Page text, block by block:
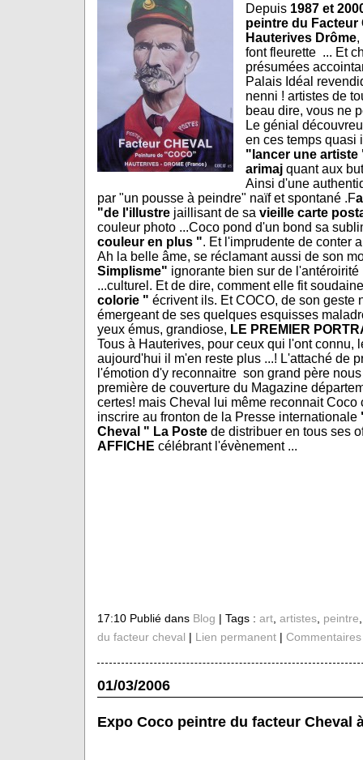
Depuis 1987 et
peintre du Facteur
Hauterives Drôme,
font fleurette ... Et
présumées
Palais Idéal
nenni ! artistes de
beau dire, vous ne
Le génial
en ces temps quasi
"lancer une artiste
arimaj quant aux
Ainsi d'une
par "un pousse à peindre" naïf et spontané .F
"de l'illustrejaillisant de sa vieille carte
couleur photo ...Coco pond d'un bond sa
couleur en plus ". Et l'imprudente de conter
Ah la belle âme, se réclamant aussi de son
Simplisme" ignorante bien sur de
...culturel. Et de dire, comment elle fit
colorie " écrivent ils. Et COCO, de son geste
émergeant de ses quelques esquisses
yeux émus, grandiose, LE PREMIER
Tous à Hauterives, pour ceux qui l'ont connu,
aujourd'hui il m'en reste plus ...! L'attaché de
l'émotion d'y reconnaitre son grand père
première de couverture du Magazine
certes! mais Cheval lui même reconnait Coco
inscrire au fronton de la Presse internationale
Cheval " La Postede distribuer en tous ses
AFFICHE célébrant l'évènement ...
17:10 Publié dans Blog | Tags : art, artistes, peintre
du facteur cheval | Lien permanent|
01/03/2006
Expo Coco peintre du facteur Cheval